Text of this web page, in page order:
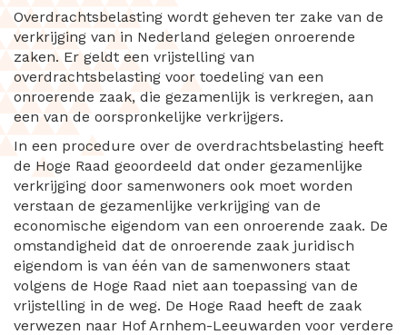
Overdrachtsbelasting wordt geheven ter zake van de
verkrijging van in Nederland gelegen onroerende
zaken. Er geldt een vrijstelling van
overdrachtsbelasting voor toedeling van een
onroerende zaak, die gezamenlijk is verkregen, aan
een van de oorspronkelijke verkrijgers.
In een procedure over de overdrachtsbelasting heeft
de Hoge Raad geoordeeld dat onder gezamenlijke
verkrijging door samenwoners ook moet worden
verstaan de gezamenlijke verkrijging van de
economische eigendom van een onroerende zaak. De
omstandigheid dat de onroerende zaak juridisch
eigendom is van één van de samenwoners staat
volgens de Hoge Raad niet aan toepassing van de
vrijstelling in de weg. De Hoge Raad heeft de zaak
verwezen naar Hof Arnhem-Leeuwarden voor verdere